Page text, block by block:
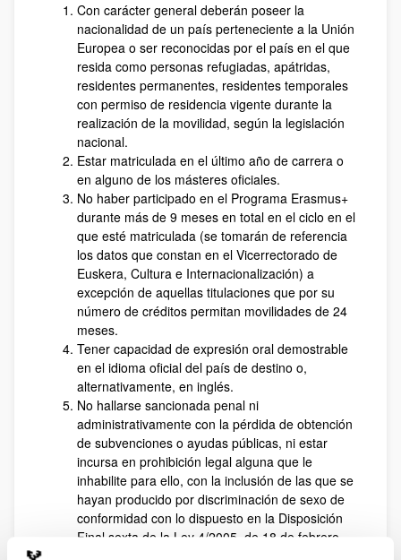
Con carácter general deberán poseer la
nacionalidad de un país perteneciente a la Unión
Europea o ser reconocidas por el país en el que
resida como personas refugiadas, apátridas,
residentes permanentes, residentes temporales
con permiso de residencia vigente durante la
realización de la movilidad, según la legislación
nacional.
Estar matriculada en el último año de carrera o
en alguno de los másteres oficiales.
No haber participado en el Programa Erasmus+
durante más de 9 meses en total en el ciclo en el
que esté matriculada (se tomarán de referencia
los datos que constan en el Vicerrectorado de
Euskera, Cultura e Internacionalización) a
excepción de aquellas titulaciones que por su
número de créditos permitan movilidades de 24
meses.
Tener capacidad de expresión oral demostrable
en el idioma oficial del país de destino o,
alternativamente, en inglés.
No hallarse sancionada penal ni
administrativamente con la pérdida de obtención
de subvenciones o ayudas públicas, ni estar
incursa en prohibición legal alguna que le
inhabilite para ello, con la inclusión de las que se
hayan producido por discriminación de sexo de
conformidad con lo dispuesto en la Disposición
Final sexta de la Ley 4/2005, de 18 de febrero,